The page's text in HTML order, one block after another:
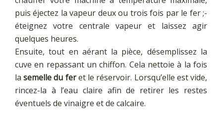
puis éjectez la vapeur deux ou trois fois par le fer ;-
éteignez votre centrale vapeur et laissez agir
quelques heures.
Ensuite, tout en aérant la pièce, désemplissez la
cuve en repassant un chiffon. Cela nettoie à la fois
lasemelle du feret le réservoir. Lorsqu’elle est vide,
rincez-la à l’eau claire afin de retirer les restes
éventuels de vinaigre et de calcaire.